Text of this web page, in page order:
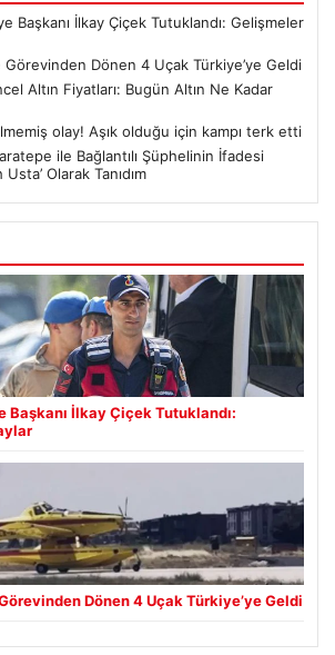
Başkanı İlkay Çiçek Tutuklandı: Gelişmeler
Görevinden Dönen 4 Uçak Türkiye’ye Geldi
Altın Fiyatları: Bugün Altın Ne Kadar
olay! Aşık olduğu için kampı terk etti
ile Bağlantılı Şüphelinin İfadesi
Usta’ Olarak Tanıdım
Başkanı İlkay Çiçek Tutuklandı:
Dönen 4 Uçak Türkiye’ye Geldi